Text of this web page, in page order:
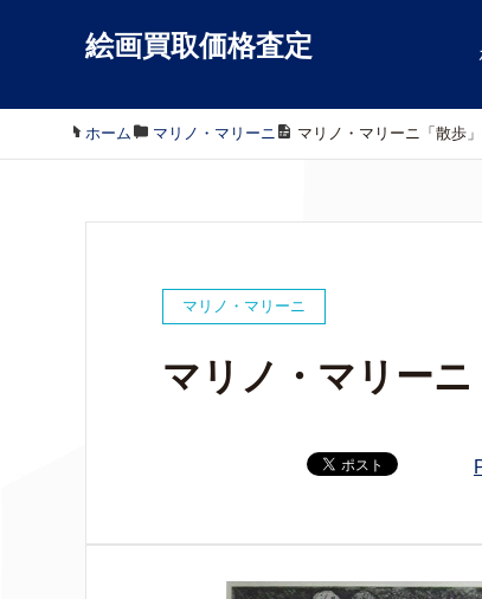
絵画買取価格査定
ホーム / マリノ・マリーニ / マリノ・マリーニ「散歩
マリノ・マリーニ
マリノ・マリー